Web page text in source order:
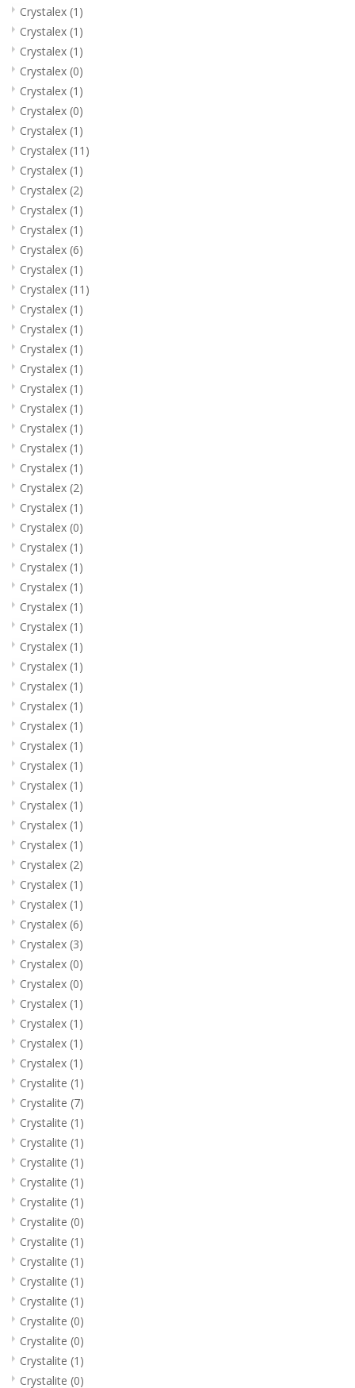
Crystalex (1)
Crystalex (1)
Crystalex (1)
Crystalex (0)
Crystalex (1)
Crystalex (0)
Crystalex (1)
Crystalex (11)
Crystalex (1)
Crystalex (2)
Crystalex (1)
Crystalex (1)
Crystalex (6)
Crystalex (1)
Crystalex (11)
Crystalex (1)
Crystalex (1)
Crystalex (1)
Crystalex (1)
Crystalex (1)
Crystalex (1)
Crystalex (1)
Crystalex (1)
Crystalex (1)
Crystalex (2)
Crystalex (1)
Crystalex (0)
Crystalex (1)
Crystalex (1)
Crystalex (1)
Crystalex (1)
Crystalex (1)
Crystalex (1)
Crystalex (1)
Crystalex (1)
Crystalex (1)
Crystalex (1)
Crystalex (1)
Crystalex (1)
Crystalex (1)
Crystalex (1)
Crystalex (1)
Crystalex (1)
Crystalex (2)
Crystalex (1)
Crystalex (1)
Crystalex (6)
Crystalex (3)
Crystalex (0)
Crystalex (0)
Crystalex (1)
Crystalex (1)
Crystalex (1)
Crystalex (1)
Crystalite (1)
Crystalite (7)
Crystalite (1)
Crystalite (1)
Crystalite (1)
Crystalite (1)
Crystalite (1)
Crystalite (0)
Crystalite (1)
Crystalite (1)
Crystalite (1)
Crystalite (1)
Crystalite (0)
Crystalite (0)
Crystalite (1)
Crystalite (0)